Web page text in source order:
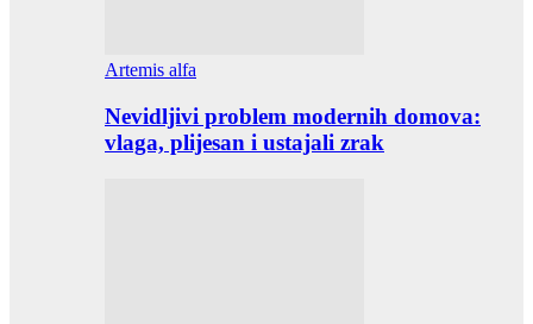
Artemis alfa
Nevidljivi problem modernih domova:
vlaga, plijesan i ustajali zrak